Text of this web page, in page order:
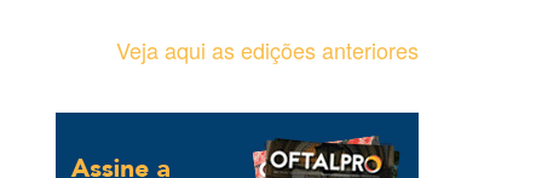
Veja aqui as edições anteriores